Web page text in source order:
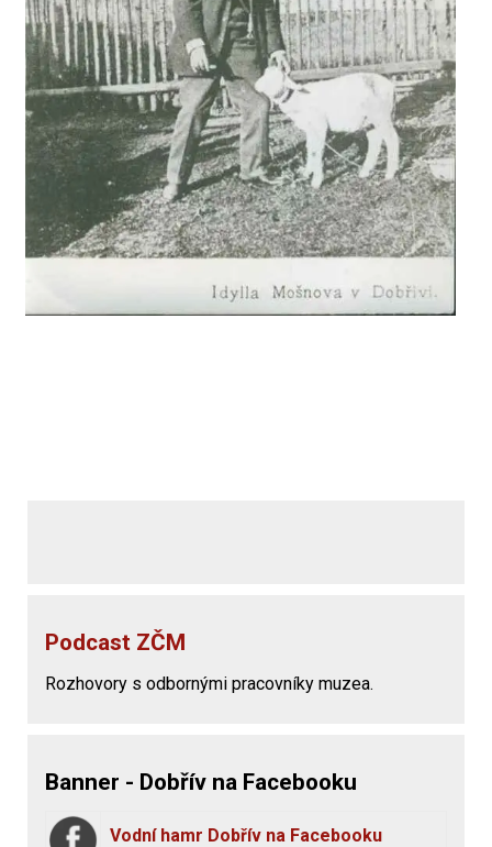
Podcast ZČM
Rozhovory s odbornými pracovníky muzea.
Banner - Dobřív na Facebooku
Vodní hamr Dobřív na Facebooku